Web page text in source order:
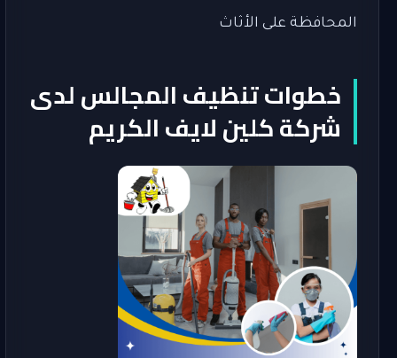
المحافظة على الأثاث
خطوات تنظيف المجالس لدى
شركة كلين لايف الكريم